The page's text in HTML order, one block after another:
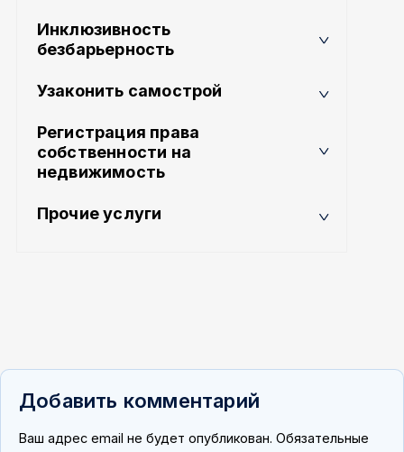
Инклюзивность
безбарьерность
Узаконить самострой
Регистрация права
собственности на
недвижимость
Прочие услуги
Добавить комментарий
Ваш адрес email не будет опубликован. Обязательные